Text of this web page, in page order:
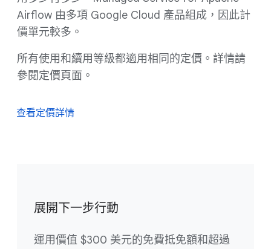
Airflow 由多項 Google Cloud 產品組成，因此計
價單元較多。
所有使用和續用等級都適用相同的定價。詳情請
參閱定價頁面。
查看定價詳情
展開下一步行動
運用價值 $300 美元的免費抵免額和超過